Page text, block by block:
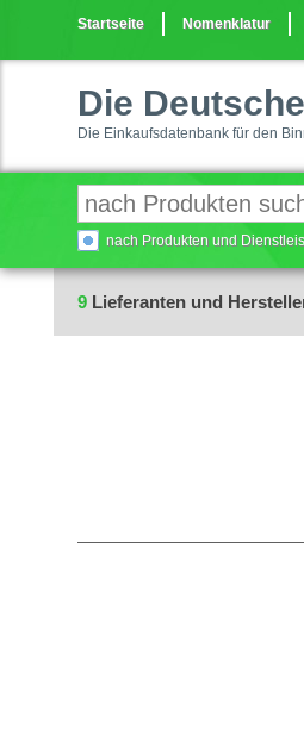
Startseite Nomenklatur
Die
Die Einkaufsdatenbank für den
nach Produkten und
9 Lieferanten und